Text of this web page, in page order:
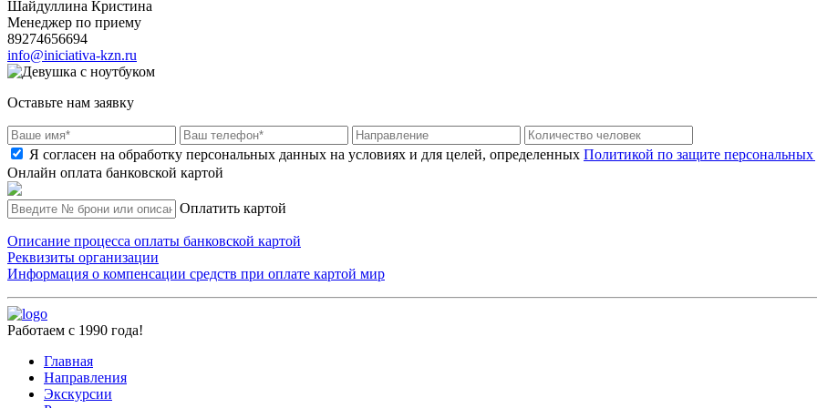
Шайдуллина Кристина
Менеджер по приему
89274656694
info@iniciativa-kzn.ru
Оставьте нам заявку
Я согласен на обработку персональных данных на условиях и для целей, определенных Политикой по защите
Онлайн оплата банковской картой
Оплатить картой
Описание процесса оплаты банковской картой
Реквизиты организации
Информация о компенсации средств при оплате картой мир
Работаем с 1990 года!
Главная
Направления
Экскурсии